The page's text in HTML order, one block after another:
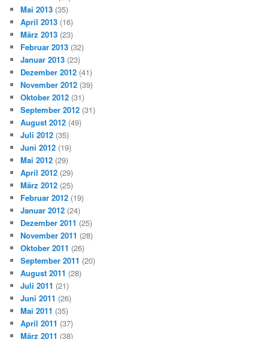
Mai 2013 (35)
April 2013 (16)
März 2013 (23)
Februar 2013 (32)
Januar 2013 (23)
Dezember 2012 (41)
November 2012 (39)
Oktober 2012 (31)
September 2012 (31)
August 2012 (49)
Juli 2012 (35)
Juni 2012 (19)
Mai 2012 (29)
April 2012 (29)
März 2012 (25)
Februar 2012 (19)
Januar 2012 (24)
Dezember 2011 (25)
November 2011 (28)
Oktober 2011 (26)
September 2011 (20)
August 2011 (28)
Juli 2011 (21)
Juni 2011 (26)
Mai 2011 (35)
April 2011 (37)
März 2011 (38)